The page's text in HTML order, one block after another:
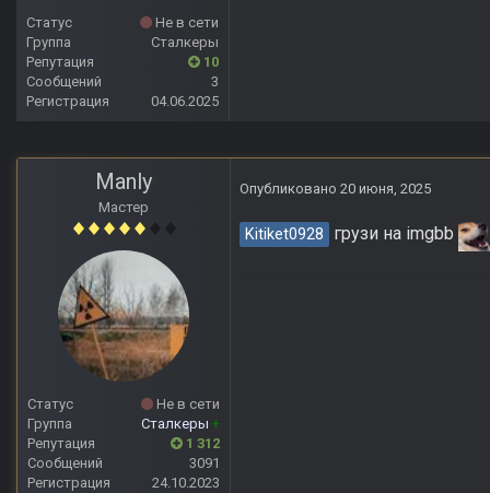
Статус
Не в сети
Группа
Сталкеры
Репутация
10
Сообщений
3
Регистрация
04.06.2025
Manly
Мастер
Статус
Не в сети
Группа
Сталкеры +
Репутация
1 312
Сообщений
3091
Регистрация
24.10.2023
Опубликовано 20 июня, 2025
Kitiket0928 грузи на imgbb